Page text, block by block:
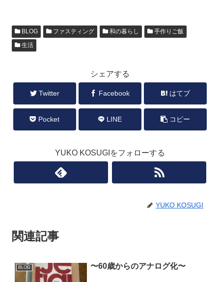
BLOG ファスティング 和の暮らし
手作りご飯
生活
シェアする
Twitter Facebook はてブ
Pocket LINE コピー
YUKO KOSUGIをフォローする
YUKO KOSUGI
関連記事
BLOG 〜60歳からのアナログ化〜